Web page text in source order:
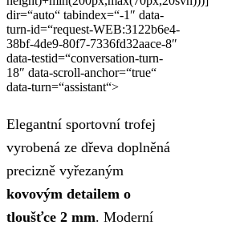
through
21.94 €
dir=“auto“ tabindex=“-1″ data-
turn-id=“request-WEB:3122b6e4-
38bf-4de9-80f7-7336fd32aace-8″
data-testid=“conversation-turn-
18″ data-scroll-anchor=“true“
data-turn=“assistant“>
Elegantní sportovní trofej
vyrobená ze dřeva doplněná
precizně vyřezaným
kovovým detailem o
tloušťce 2 mm. Moderní